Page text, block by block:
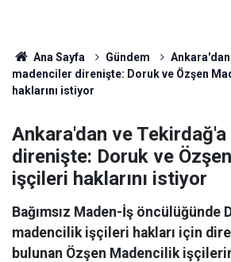
Ana Sayfa Gündem
madenciler direnişte: Doruk ve Özşen
haklarını istiyor
Ankara'dan ve
direnişte: Doruk ve
işçileri haklarını istiyor
Bağımsız Maden-İş öncülüğünde
madencilik işçileri hakları için
bulunan Özşen Madencilik